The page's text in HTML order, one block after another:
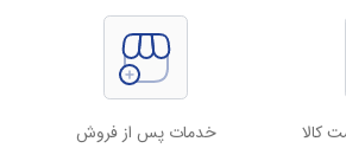
خدمات پس از فروش